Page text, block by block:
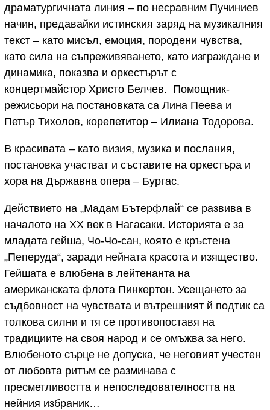
драматургичната линия – по несравним Пучиниев
начин, предавайки истинския заряд на музикалния
текст – като мисъл, емоция, породени чувства,
като сила на съпреживяването, като изграждане и
динамика, показва и оркестърът с
концертмайстор Христо Белчев. Помощник-
режисьори на постановката са Лина Пеева и
Петър Тихолов, корепетитор – Илиана Тодорова.
В красивата – като визия, музика и послания,
постановка участват и съставите на оркестъра и
хора на Държавна опера – Бургас.
Действието на „Мадам Бътерфлай“ се развива в
началото на XX век в Нагасаки. Историята е за
младата гейша, Чо-Чо-сан, която е кръстена
„Пеперуда“, заради нейната красота и изящество.
Гейшата е влюбена в лейтенанта на
американската флота Пинкертон. Усещането за
съдбовност на чувствата и вътрешният й подтик са
толкова силни и тя се противопоставя на
традициите на своя народ и се омъжва за него.
Влюбеното сърце не допуска, че неговият учестен
от любовта ритъм се разминава с
пресметливостта и непоследователността на
нейния избраник…